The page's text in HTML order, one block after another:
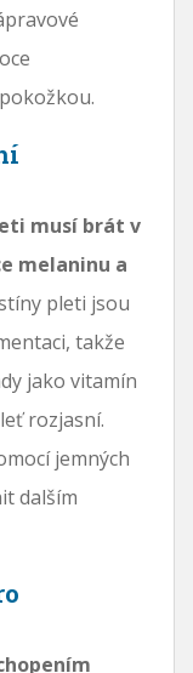
musí brát v
melaninu a
pleti jsou
takže
jako vitamín
rozjasní.
jemných
dalším